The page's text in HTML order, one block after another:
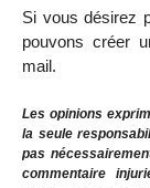
Si vous désirez
pouvons créer
mail.
Les opinions
la seule
pas
commentaire